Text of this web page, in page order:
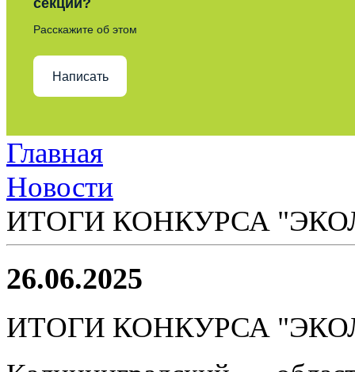
секции?
Расскажите об этом
Написать
Главная
Новости
ИТОГИ КОНКУРСА
26.06.2025
ИТОГИ КОНКУРСА